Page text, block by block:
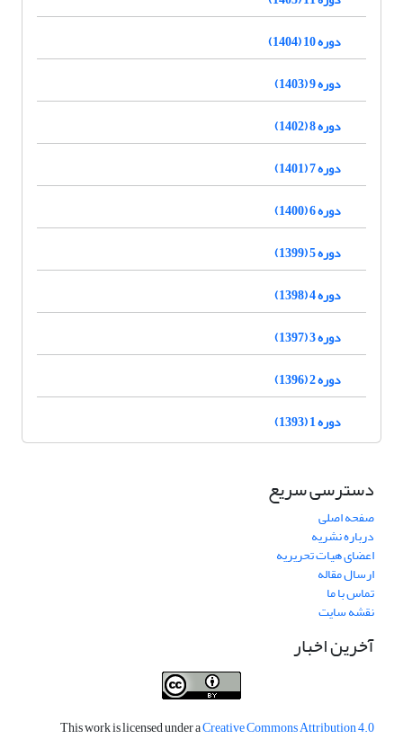
دوره 10 (1404)
دوره 9 (1403)
دوره 8 (1402)
دوره 7 (1401)
دوره 6 (1400)
دوره 5 (1399)
دوره 4 (1398)
دوره 3 (1397)
دوره 2 (1396)
دوره 1 (1393)
دسترسی سریع
صفحه اصلی
درباره نشریه
اعضای هیات تحریریه
ارسال مقاله
تماس با ما
نقشه سایت
آخرین اخبار
This work is licensed under aCreative Commons Attribution 4.0